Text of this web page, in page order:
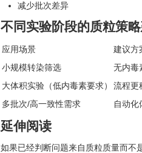
减少批次差异
不同实验阶段的质粒策
应用场景
建议方
小规模转染筛选
无内毒
大体积实验（低内毒素要求）
流程更
多批次/高一致性需求
自动化
延伸阅读
如果已经判断问题来自质粒质量而不